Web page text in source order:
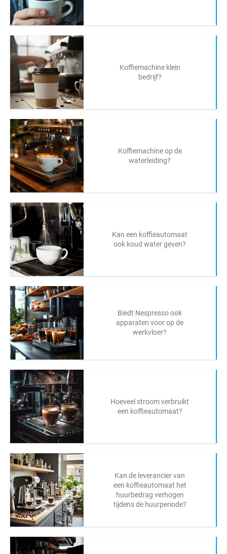
Koffiemachine klein
bedrijf?
Koffiemachine op de
waterleiding?
Kan een koffieautomaat
ook koud water geven?
Biedt Nespresso ook
apparaten voor op de
werkvloer?
Hoeveel stroom verbruikt
een koffieautomaat?
Kan de leverancier van
een koffieautomaat het
huurbedrag verhogen
tijdens de huurperiode?